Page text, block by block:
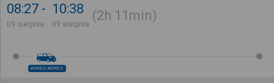
08:27
09 sierpnia
10:38
09 sierpnia
2h 11min
ADRES-ADRES